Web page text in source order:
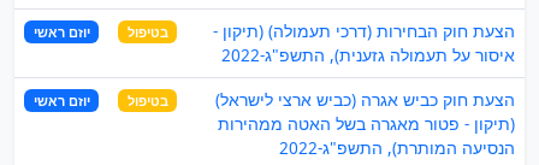
הצעת חוק הבחירות (דרכי תעמולה) (תיקון -
איסור על תעמולה גזענית), התשפ"ג-2022
בטיפול יוזם ראשי
הצעת חוק כביש אגרה (כביש ארצי לישראל)
(תיקון - פטור מאגרה בשל האטה ממהירות
הנסיעה המותרת), התשפ"ג-2022
בטיפול יוזם ראשי